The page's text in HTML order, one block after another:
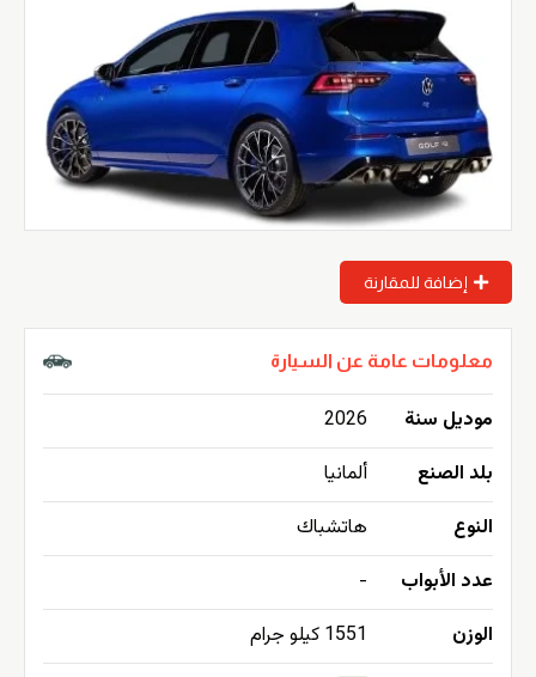
إضافة للمقارنة
معلومات عامة عن السيارة
موديل سنة
2026
بلد الصنع
ألمانيا
النوع
هاتشباك
عدد الأبواب
-
الوزن
1551 كيلو جرام